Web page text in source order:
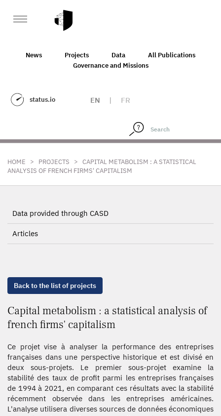
News Projects Data
All Publications
Governance and Missions
status.io EN | FR
HOME > PROJECTS > CAPITAL METABOLISM : A STATISTICAL
ANALYSIS OF FRENCH FIRMS' CAPITALISM
Data provided through CASD
Articles
Back to the list of projects
Capital metabolism : a statistical analysis of
french firms' capitalism
Ce projet vise à analyser la performance des entreprises
françaises dans une perspective historique et est divisé en
deux sous-projets. Le premier sous-projet examine la
stabilité des taux de profit parmi les entreprises françaises
de 1994 à 2021, en comparant ces résultats avec la stabilité
récemment observée dans les entreprises américaines.
L'analyse utilisera diverses sources de données économiques